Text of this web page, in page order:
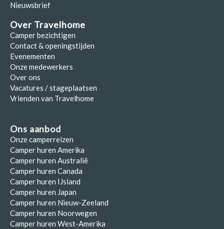
Nieuwsbrief
Over Travelhome
Camper bezichtigen
Contact & openingstijden
Evenementen
Onze medewerkers
Over ons
Vacatures / stageplaatsen
Vrienden van Travelhome
Ons aanbod
Onze camperreizen
Camper huren Amerika
Camper huren Australië
Camper huren Canada
Camper huren IJsland
Camper huren Japan
Camper huren Nieuw-Zeeland
Camper huren Noorwegen
Camper huren West-Amerika